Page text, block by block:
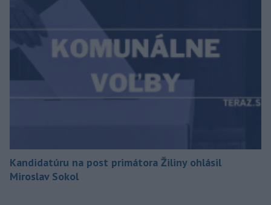
Kandidatúru na post primátora Žiliny ohlásil
Miroslav Sokol